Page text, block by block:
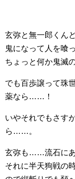
玄弥と無一郎くん
鬼になって人を喰
ちょっと何か鬼滅
でも百歩譲って珠
薬なら……！
いやそれでもさす
ら……。
玄弥も……流石に
それに半天狗戦の